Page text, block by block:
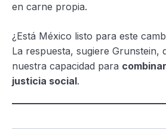
en carne propia.
¿Está México listo para este
La respuesta, sugiere Grunstein,
nuestra capacidad para
justicia social.